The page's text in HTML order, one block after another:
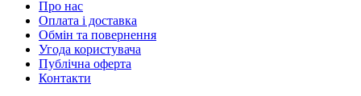
Про нас
Оплата і доставка
Обмін та повернення
Угода користувача
Публічна оферта
Контакти